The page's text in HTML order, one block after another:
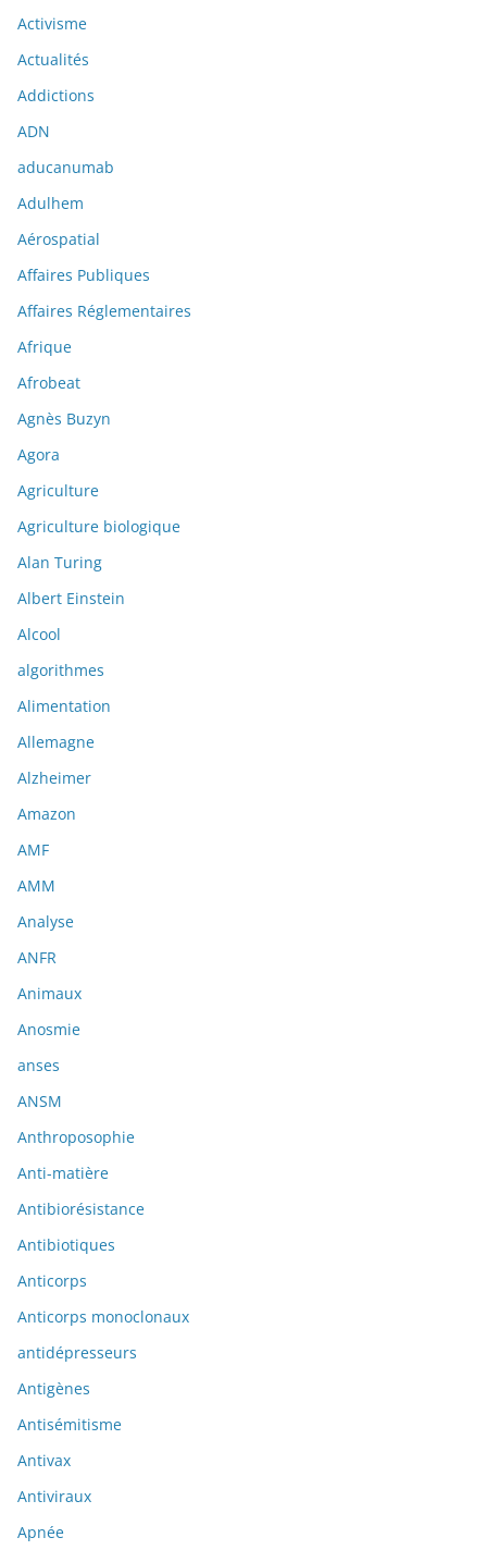
Activisme
Actualités
Addictions
ADN
aducanumab
Adulhem
Aérospatial
Affaires Publiques
Affaires Réglementaires
Afrique
Afrobeat
Agnès Buzyn
Agora
Agriculture
Agriculture biologique
Alan Turing
Albert Einstein
Alcool
algorithmes
Alimentation
Allemagne
Alzheimer
Amazon
AMF
AMM
Analyse
ANFR
Animaux
Anosmie
anses
ANSM
Anthroposophie
Anti-matière
Antibiorésistance
Antibiotiques
Anticorps
Anticorps monoclonaux
antidépresseurs
Antigènes
Antisémitisme
Antivax
Antiviraux
Apnée